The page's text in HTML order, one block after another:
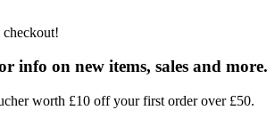
Deko Set Schwarz Gold,
checkout!
info on new items, sales and more.
worth £10 off your first order over £50.